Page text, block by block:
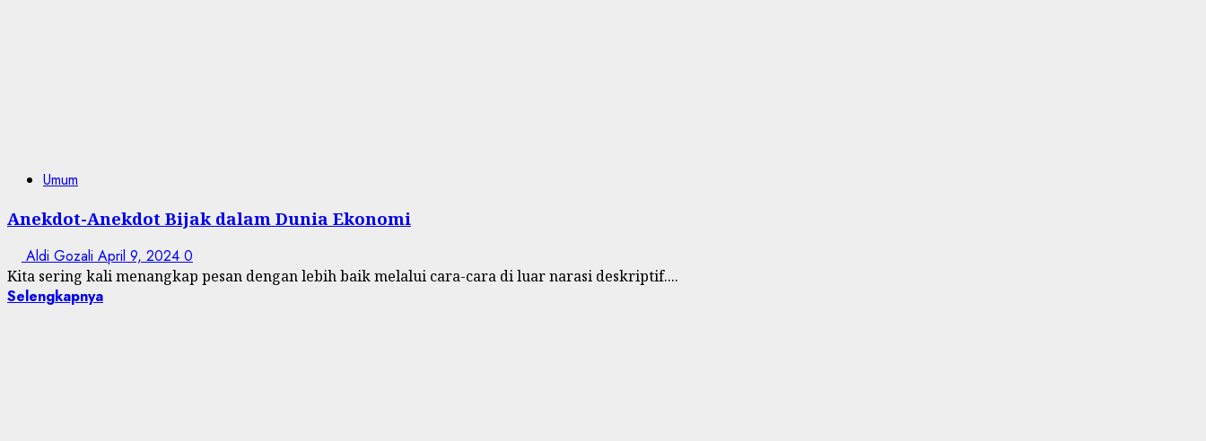
Umum
Anekdot-Anekdot Bijak dalam Dunia Ekonomi
Aldi Gozali April 9, 2024 0
Kita sering kali menangkap pesan dengan lebih baik melalui cara-cara di luar narasi deskriptif....
Selengkapnya